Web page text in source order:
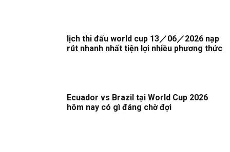
lịch thi đấu world cup 13／06／2026 nạp
rút nhanh nhất tiện lợi nhiều phương thức
Ecuador vs Brazil tại World Cup 2026
hôm nay có gì đáng chờ đợi